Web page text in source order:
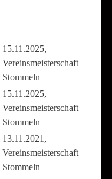
15.11.2025,
Vereinsmeisterschaft
Stommeln
15.11.2025,
Vereinsmeisterschaft
Stommeln
13.11.2021,
Vereinsmeisterschaft
Stommeln